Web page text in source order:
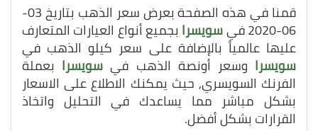
قمنا في هذه الصفحة بعرض سعر الذهب بتاريخ 03-
06-2020 في سويسرا بجميع أنواع العيارات المتعارف
عليها عالمياً بالإضافة على سعر كيلو الذهب في
سويسرا وسعر أونصة الذهب في سويسرا بعملة
الفرنك السويسري, حيث يمكنك الاطلاع على الاسعار
بشكل مباشر مما يساعدك في التحليل واتخاذ
القرارات بشكل أفضل.